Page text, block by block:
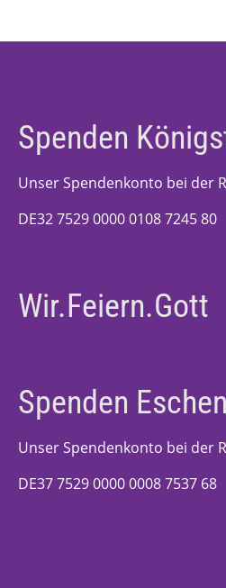
Spenden
Unser Spendenkonto bei der
DE32 7529 0000 0108 7245 80
Wir.Feiern.Gott
Spenden
Unser Spendenkonto bei der
DE37 7529 0000 0008 7537 68